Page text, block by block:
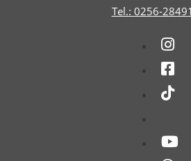
Tel.: 0256-